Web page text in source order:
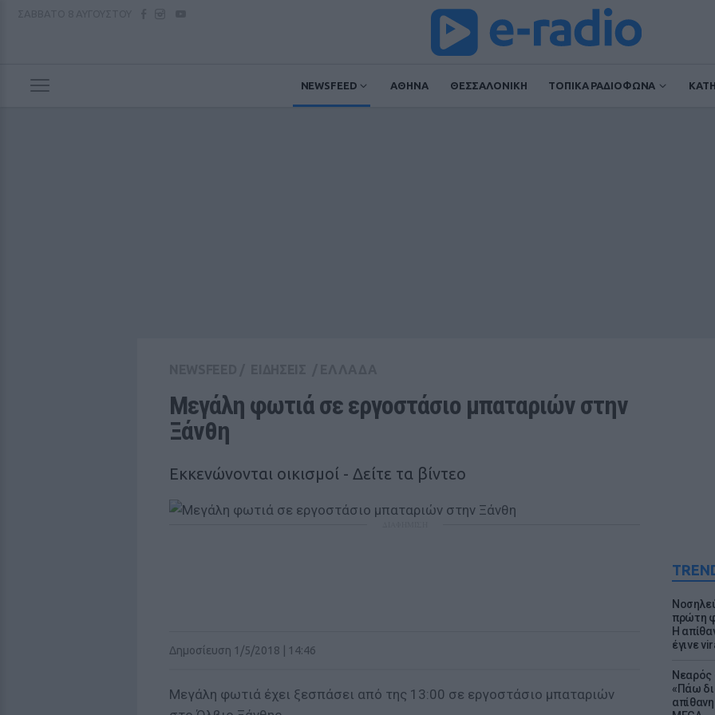
NEWSFEED ΑΘΗΝΑ ΘΕΣΣΑΛΟΝΙΚΗ ΤΟΠΙΚΑ ΡΑΔΙΟΦΩΝΑ
πρώτη
Η
έγινε
Νεαρός
«Πάω
Μεγάλη φωτιά σε εργοστάσιο μπαταριών στην
Ξάνθη
Εκκενώνονται οικισμοί - Δείτε τα βίντεο
Δημοσίευση 1/5/2018 | 14:46
Μεγάλη φωτιά έχει ξεσπάσει από της 13:00 σε εργοστάσιο μπαταριών